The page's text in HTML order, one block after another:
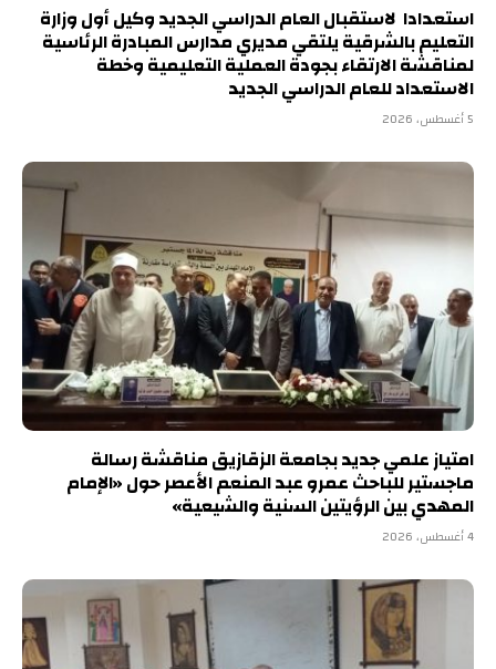
استعدادا لاستقبال العام الدراسي الجديد وكيل أول وزارة
التعليم بالشرقية يلتقي مديري مدارس المبادرة الرئاسية
لمناقشة الارتقاء بجودة العملية التعليمية وخطة
الاستعداد للعام الدراسي الجديد
5 أغسطس، 2026
امتياز علمي جديد بجامعة الزقازيق مناقشة رسالة
ماجستير للباحث عمرو عبد المنعم الأعصر حول «الإمام
المهدي بين الرؤيتين السنية والشيعية»
4 أغسطس، 2026